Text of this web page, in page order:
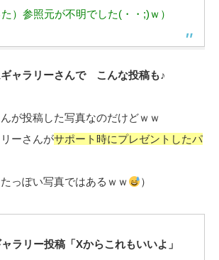
）参照元が不明でした(・・;)ｗ）
ャラリーさんで こんな投稿も♪
んが投稿した写真なのだけどｗｗ
ーさんがサポート時にプレゼントしたパ
っぽい写真ではあるｗｗ
）
ラリー投稿「Xからこれもいいよ」